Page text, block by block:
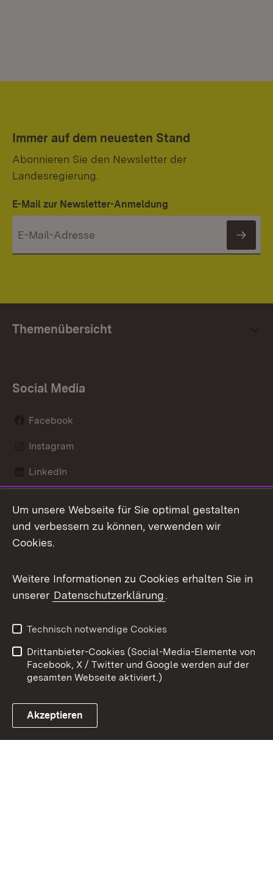
Immer auf dem neuesten Stand
Abonnieren Sie den Newsletter der
Landesregierung.
E-Mail zur Newsletter-Anmeldung
Themenübersicht
Social Media
Facebook
Instagram
LinkedIn
X / Twitter
Youtube
Link zum Landesportal
Kontakt
Datenschutz
Barrierefreiheit
Impressum
Cookies
Um unsere Webseite für Sie optimal gestalten
und verbessern zu können, verwenden wir
Cookies.
Weitere Informationen zu Cookies erhalten Sie in
unserer Datenschutzerklärung.
Technisch notwendige Cookies
Drittanbieter-Cookies (Social-Media-Elemente von
Facebook, X / Twitter und Google werden auf der
gesamten Webseite aktiviert.)
Akzeptieren